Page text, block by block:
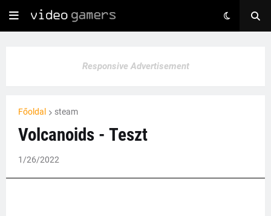
Responsive Advertisement
Főoldal steam
Volcanoids - Teszt
1/26/2022